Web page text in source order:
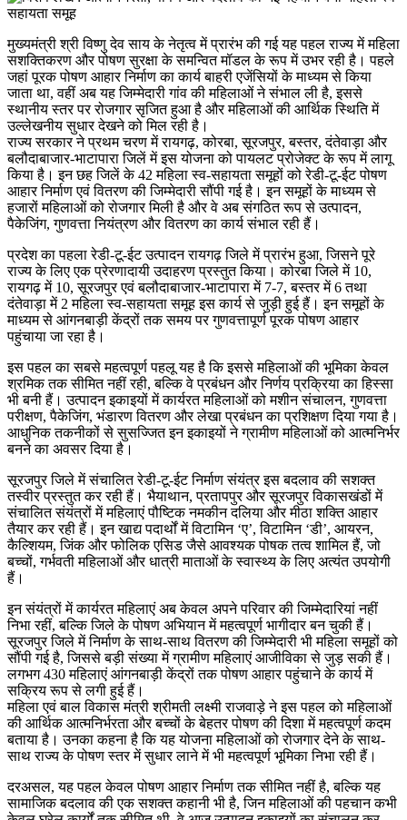
मुख्यमंत्री श्री विष्णु देव साय के नेतृत्व में प्रारंभ की गई यह पहल राज्य में महिला
सशक्तिकरण और पोषण सुरक्षा के समन्वित मॉडल के रूप में उभर रही है। पहले
जहां पूरक पोषण आहार निर्माण का कार्य बाहरी एजेंसियों के माध्यम से किया
जाता था, वहीं अब यह जिम्मेदारी गांव की महिलाओं ने संभाल ली है, इससे
स्थानीय स्तर पर रोजगार सृजित हुआ है और महिलाओं की आर्थिक स्थिति में
उल्लेखनीय सुधार देखने को मिल रही है।
राज्य सरकार ने प्रथम चरण में रायगढ़, कोरबा, सूरजपुर, बस्तर, दंतेवाड़ा और
बलौदाबाजार-भाटापारा जिलें में इस योजना को पायलट प्रोजेक्ट के रूप में लागू
किया है। इन छह जिलें के 42 महिला स्व-सहायता समूहों को रेडी-टू-ईट पोषण
आहार निर्माण एवं वितरण की जिम्मेदारी सौंपी गई है। इन समूहों के माध्यम से
हजारों महिलाओं को रोजगार मिली है और वे अब संगठित रूप से उत्पादन,
पैकेजिंग, गुणवत्ता नियंत्रण और वितरण का कार्य संभाल रही हैं।
प्रदेश का पहला रेडी-टू-ईट उत्पादन रायगढ़ जिले में प्रारंभ हुआ, जिसने पूरे
राज्य के लिए एक प्रेरणादायी उदाहरण प्रस्तुत किया। कोरबा जिले में 10,
रायगढ़ में 10, सूरजपुर एवं बलौदाबाजार-भाटापारा में 7-7, बस्तर में 6 तथा
दंतेवाड़ा में 2 महिला स्व-सहायता समूह इस कार्य से जुड़ी हुई हैं। इन समूहों के
माध्यम से आंगनबाड़ी केंद्रों तक समय पर गुणवत्तापूर्ण पूरक पोषण आहार
पहुंचाया जा रहा है।
इस पहल का सबसे महत्वपूर्ण पहलू यह है कि इससे महिलाओं की भूमिका केवल
श्रमिक तक सीमित नहीं रही, बल्कि वे प्रबंधन और निर्णय प्रक्रिया का हिस्सा
भी बनी हैं। उत्पादन इकाइयों में कार्यरत महिलाओं को मशीन संचालन, गुणवत्ता
परीक्षण, पैकेजिंग, भंडारण वितरण और लेखा प्रबंधन का प्रशिक्षण दिया गया है।
आधुनिक तकनीकों से सुसज्जित इन इकाइयों ने ग्रामीण महिलाओं को आत्मनिर्भर
बनने का अवसर दिया है।
सूरजपुर जिले में संचालित रेडी-टू-ईट निर्माण संयंत्र इस बदलाव की सशक्त
तस्वीर प्रस्तुत कर रही हैं। भैयाथान, प्रतापपुर और सूरजपुर विकासखंडों में
संचालित संयंत्रों में महिलाएं पौष्टिक नमकीन दलिया और मीठा शक्ति आहार
तैयार कर रही हैं। इन खाद्य पदार्थों में विटामिन ‘ए’, विटामिन ‘डी’, आयरन,
कैल्शियम, जिंक और फोलिक एसिड जैसे आवश्यक पोषक तत्व शामिल हैं, जो
बच्चों, गर्भवती महिलाओं और धात्री माताओं के स्वास्थ्य के लिए अत्यंत उपयोगी
हैं।
इन संयंत्रों में कार्यरत महिलाएं अब केवल अपने परिवार की जिम्मेदारियां नहीं
निभा रहीं, बल्कि जिले के पोषण अभियान में महत्वपूर्ण भागीदार बन चुकी हैं।
सूरजपुर जिले में निर्माण के साथ-साथ वितरण की जिम्मेदारी भी महिला समूहों को
सौंपी गई है, जिससे बड़ी संख्या में ग्रामीण महिलाएं आजीविका से जुड़ सकी हैं।
लगभग 430 महिलाएं आंगनबाड़ी केंद्रों तक पोषण आहार पहुंचाने के कार्य में
सक्रिय रूप से लगी हुई हैं।
महिला एवं बाल विकास मंत्री श्रीमती लक्ष्मी राजवाड़े ने इस पहल को महिलाओं
की आर्थिक आत्मनिर्भरता और बच्चों के बेहतर पोषण की दिशा में महत्वपूर्ण कदम
बताया है। उनका कहना है कि यह योजना महिलाओं को रोजगार देने के साथ-
साथ राज्य के पोषण स्तर में सुधार लाने में भी महत्वपूर्ण भूमिका निभा रही हैं।
दरअसल, यह पहल केवल पोषण आहार निर्माण तक सीमित नहीं है, बल्कि यह
सामाजिक बदलाव की एक सशक्त कहानी भी है, जिन महिलाओं की पहचान कभी